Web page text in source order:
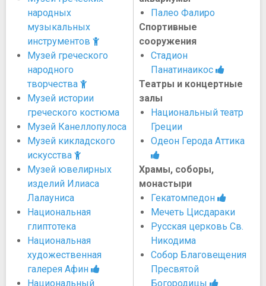
народных
музыкальных
инструментов
Музей греческого
народного
творчества
Музей истории
греческого костюма
Музей Канеллопулоса
Музей кикладского
искусства
Музей ювелирных
изделий Илиаса
Лалауниса
Национальная
глиптотека
Национальная
художественная
галерея Афин
Национальный
Палео Фалиро
Спортивные
сооружения
Стадион
Панатинаикос
Театры и концертные
залы
Национальный театр
Греции
Одеон Герода Аттика
Храмы, соборы,
монастыри
Гекатомпедон
Мечеть Цисдараки
Русская церковь Св.
Никодима
Собор Благовещения
Пресвятой
Богородицы